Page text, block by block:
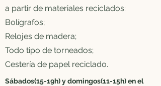
a partir de materiales reciclados:
Bolígrafos;
Relojes de madera;
Todo tipo de torneados;
Cestería de papel reciclado.
Sábados(15-19h) y domingos(11-15h) en el